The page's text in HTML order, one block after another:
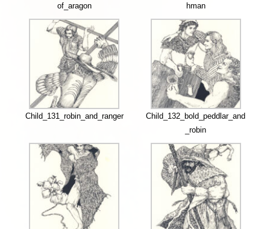
of_aragon
hman
Child_131_robin_and_ranger
Child_132_bold_peddlar_and
_robin